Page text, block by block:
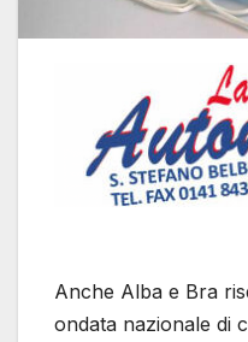
Anche Alba e Bra
ondata nazionale di